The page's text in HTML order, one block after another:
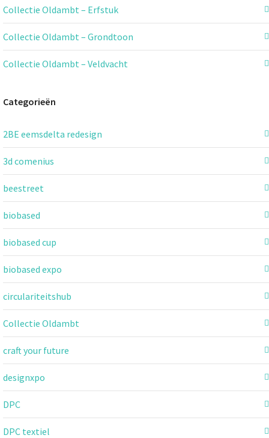
Collectie Oldambt – Erfstuk
Collectie Oldambt – Grondtoon
Collectie Oldambt – Veldvacht
Categorieën
2BE eemsdelta redesign
3d comenius
beestreet
biobased
biobased cup
biobased expo
circulariteitshub
Collectie Oldambt
craft your future
designxpo
DPC
DPC textiel